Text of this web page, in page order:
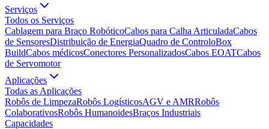
Serviços
Todos os Serviços
Cablagem para Braço RobóticoCabos para Calha ArticuladaCabos
de SensoresDistribuição de EnergiaQuadro de ControloBox
BuildCabos médicosConectores PersonalizadosCabos EOATCabos
de Servomotor
Aplicações
Todas as Aplicações
Robôs de LimpezaRobôs LogísticosAGV e AMRRobôs
ColaborativosRobôs HumanoidesBraços Industriais
Capacidades